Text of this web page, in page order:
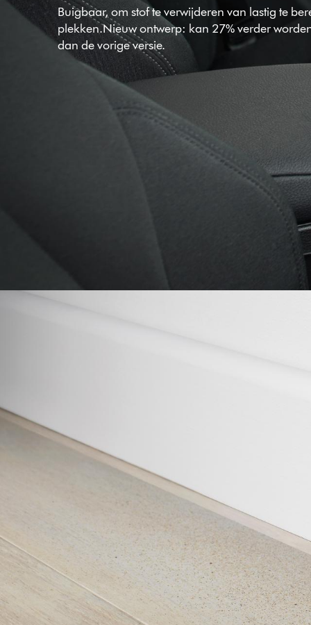
Buigbaar, om stof te verwijderen van lastig te
plekken.Nieuw ontwerp: kan 27% verder
dan de vorige versie.